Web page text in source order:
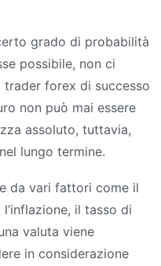
grado di probabilità
possibile, non ci
forex di successo
non può mai essere
assoluto, tuttavia,
lungo termine.
da vari fattori come il
il tasso di
valuta viene
in considerazione